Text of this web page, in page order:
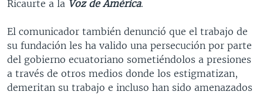
Ricaurte a la Voz de América.
El comunicador también denunció que el trabajo de
su fundación les ha valido una persecución por parte
del gobierno ecuatoriano sometiéndolos a presiones
a través de otros medios donde los estigmatizan,
demeritan su trabajo e incluso han sido amenazados